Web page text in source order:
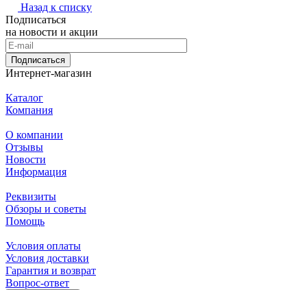
Назад к списку
Подписаться
на новости и акции
Подписаться
Интернет-магазин
Каталог
Компания
О компании
Отзывы
Новости
Информация
Реквизиты
Обзоры и советы
Помощь
Условия оплаты
Условия доставки
Гарантия и возврат
Вопрос-ответ